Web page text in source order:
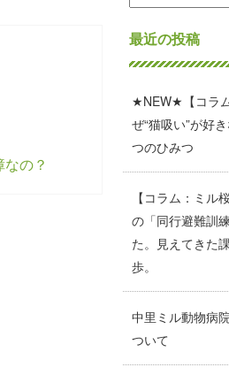
の？
最近の投稿
★NEW★【コラ
ぜ“猫吸い”が好
つのひみつ
【コラム：ミル
の「同行避難訓
た。見えてきた
歩。
中里ミル動物病
ついて